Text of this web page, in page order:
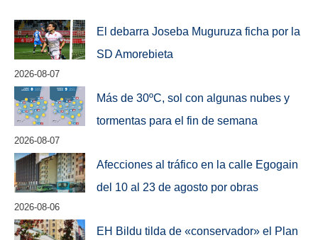
El debarra Joseba Muguruza ficha por la
SD Amorebieta
2026-08-07
Más de 30ºC, sol con algunas nubes y
tormentas para el fin de semana
2026-08-07
Afecciones al tráfico en la calle Egogain
del 10 al 23 de agosto por obras
2026-08-06
EH Bildu tilda de «conservador» el Plan